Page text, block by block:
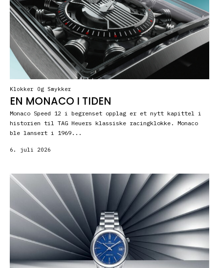
Klokker Og Smykker
EN MONACO I TIDEN
Monaco Speed 12 i begrenset opplag er et nytt kapittel i
historien til TAG Heuers klassiske racingklokke. Monaco
ble lansert i 1969...
6. juli 2026